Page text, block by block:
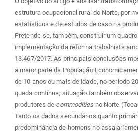
estrutura ocupacional rural do Norte, por
estatísticos e de estudos de caso na
Pretende-se, também, construir um
implementação da reforma trabalhista
13.467/2017. As principais conclusões
a maior parte da População
de 10 anos ou mais de idade, no período
queda contínua; situação também
produtores de commoditiesno Norte
Tanto os dados secundários quanto
predominância de homens no